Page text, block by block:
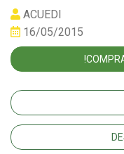
ACUEDI
16/05/2015